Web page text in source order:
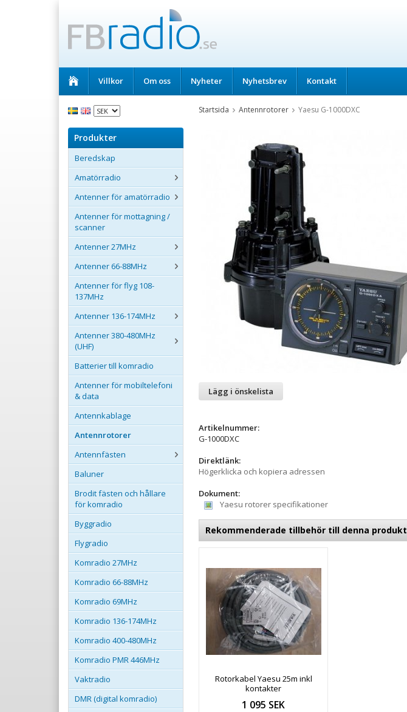
Villkor Om oss Nyheter Nyhetsbrev Kontakt
Produkter
Beredskap
Amatörradio
Antenner för amatörradio
Antenner för mottagning /
scanner
Antenner 27MHz
Antenner 66-88MHz
Antenner för flyg 108-
137MHz
Antenner 136-174MHz
Antenner 380-480MHz
(UHF)
Batterier till komradio
Antenner för mobiltelefoni
& data
Antennkablage
Antennrotorer
Antennfästen
Baluner
Brodit fästen och hållare
för komradio
Byggradio
Flygradio
Komradio 27MHz
Komradio 66-88MHz
Komradio 69MHz
Komradio 136-174MHz
Komradio 400-480MHz
Komradio PMR 446MHz
Vaktradio
DMR (digital komradio)
Startsida Antennrotorer Yaesu G-1000DXC
Lägg i önskelista
Artikelnummer:
G-1000DXC
Direktlänk:
Högerklicka och kopiera adressen
Dokument:
Yaesu rotorer specifikationer
Rekommenderade tillbehör till denna produkt
Rotorkabel Yaesu 25m inkl
kontakter
1 095 SEK